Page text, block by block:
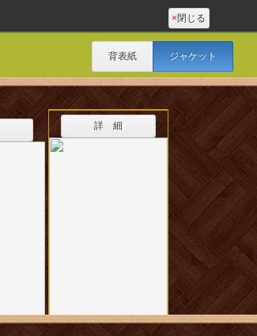
×閉じる
背表紙 ジャケット
詳 細